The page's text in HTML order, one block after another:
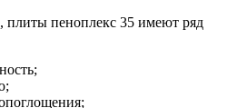
плиты пеноплекс 35 имеют ряд